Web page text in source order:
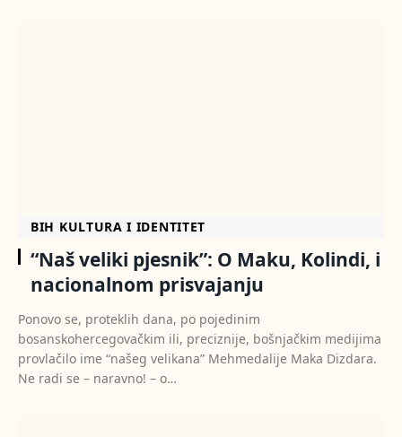
BIH KULTURA I IDENTITET
“Naš veliki pjesnik”: O Maku, Kolindi, i
nacionalnom prisvajanju
Ponovo se, proteklih dana, po pojedinim
bosanskohercegovačkim ili, preciznije, bošnjačkim medijima
provlačilo ime “našeg velikana” Mehmedalije Maka Dizdara.
Ne radi se – naravno! – o…